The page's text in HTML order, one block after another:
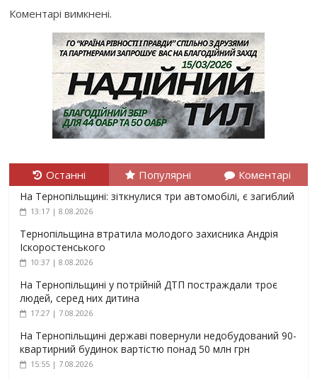
Коментарі вимкнені.
Останні Популярні Коментарі
На Тернопільщині: зіткнулися три автомобілі, є загиблий
13:17 | 8.08.2026
Тернопільщина втратила молодого захисника Андрія
Іскоростенського
10:37 | 8.08.2026
На Тернопільщині у потрійній ДТП постраждали троє
людей, серед них дитина
17:27 | 7.08.2026
На Тернопільщині державі повернули недобудований 90-
квартирний будинок вартістю понад 50 млн грн
15:55 | 7.08.2026